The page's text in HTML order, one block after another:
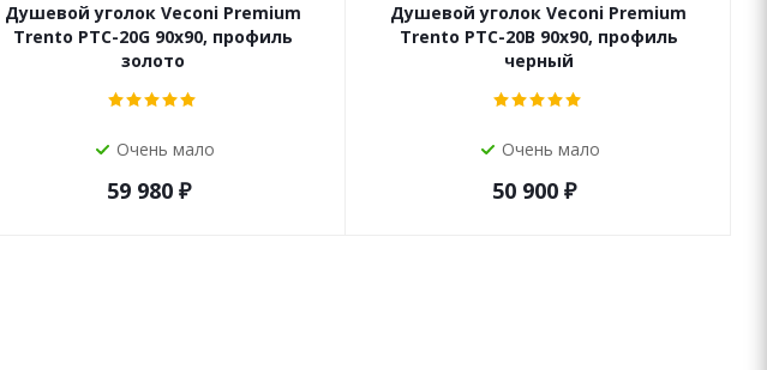
Душевой уголок Veconi Premium
Trento PTC-20G 90x90, профиль
золото
Очень мало
59 980 ₽
Душевой уголок Veconi Premium
Trento PTC-20B 90x90, профиль
черный
Очень мало
50 900 ₽